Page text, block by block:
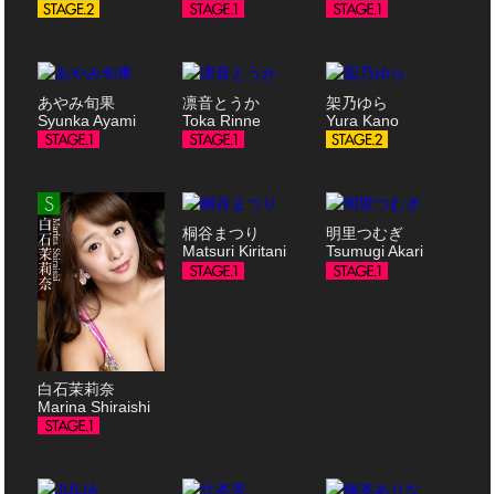
あやみ旬果
Syunka Ayami
凛音とうか
Toka Rinne
架乃ゆら
Yura Kano
白石茉莉奈
Marina Shiraishi
桐谷まつり
Matsuri Kiritani
明里つむぎ
Tsumugi Akari